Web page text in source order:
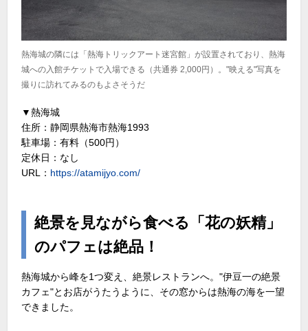
熱海城の隣には「熱海トリックアート迷宮館」が設置されており、熱海
城への入館チケットで入場できる（共通券 2,000円）。"映える"写真を
撮りに訪れてみるのもよさそうだ
▼熱海城
住所：静岡県熱海市熱海1993
駐車場：有料（500円）
定休日：なし
URL： https://atamijyo.com/
絶景を見ながら食べる「花の妖精」
のパフェは絶品！
熱海城から峰を1つ変え、絶景レストランへ。"伊豆一の絶景
カフェ"とお店がうたうように、その窓からは熱海の海を一望
できました。